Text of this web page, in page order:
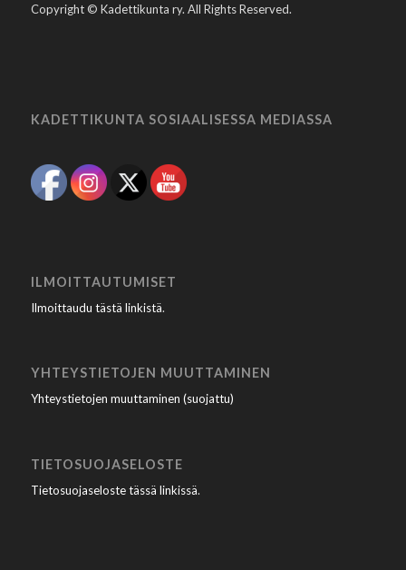
Copyright © Kadettikunta ry. All Rights Reserved.
KADETTIKUNTA SOSIAALISESSA MEDIASSA
ILMOITTAUTUMISET
Ilmoittaudu tästä linkistä.
YHTEYSTIETOJEN MUUTTAMINEN
Yhteystietojen muuttaminen (suojattu)
TIETOSUOJASELOSTE
Tietosuojaseloste tässä linkissä.